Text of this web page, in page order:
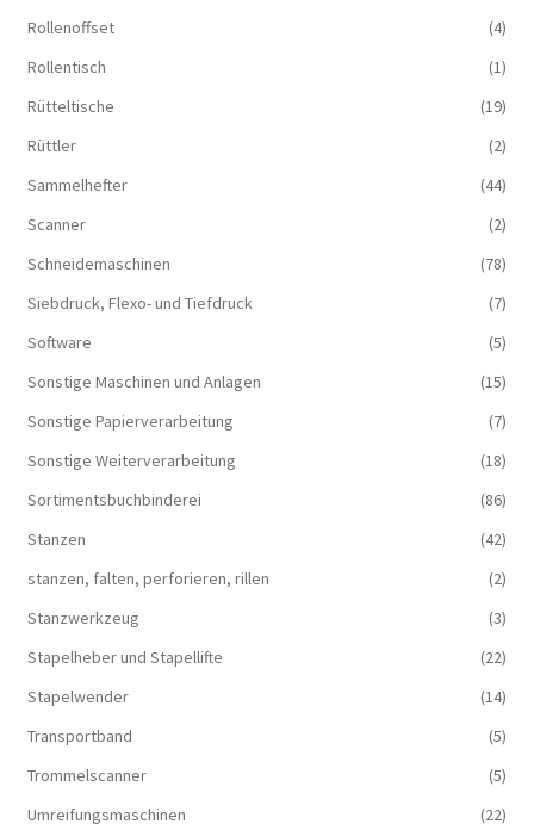
Rollenoffset
(4)
Rollentisch
(1)
Rütteltische
(19)
Rüttler
(2)
Sammelhefter
(44)
Scanner
(2)
Schneidemaschinen
(78)
Siebdruck, Flexo- und Tiefdruck
(7)
Software
(5)
Sonstige Maschinen und Anlagen
(15)
Sonstige Papierverarbeitung
(7)
Sonstige Weiterverarbeitung
(18)
Sortimentsbuchbinderei
(86)
Stanzen
(42)
stanzen, falten, perforieren, rillen
(2)
Stanzwerkzeug
(3)
Stapelheber und Stapellifte
(22)
Stapelwender
(14)
Transportband
(5)
Trommelscanner
(5)
Umreifungsmaschinen
(22)